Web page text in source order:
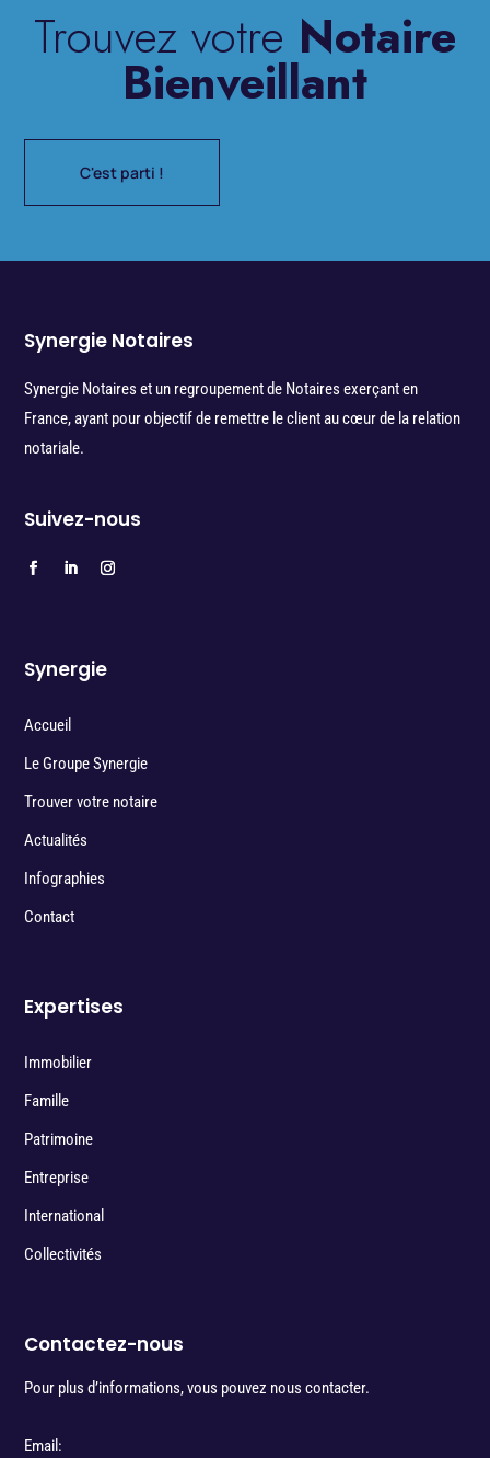
Trouvez votre Notaire
Bienveillant
C'est parti !
Synergie Notaires
Synergie Notaires et un regroupement de Notaires exerçant en
France, ayant pour objectif de remettre le client au cœur de la relation
notariale.
Suivez-nous
Synergie
Accueil
Le Groupe Synergie
Trouver votre notaire
Actualités
Infographies
Contact
Expertises
Immobilier
Famille
Patrimoine
Entreprise
International
Collectivités
Contactez-nous
Pour plus d’informations, vous pouvez nous contacter.
Email: